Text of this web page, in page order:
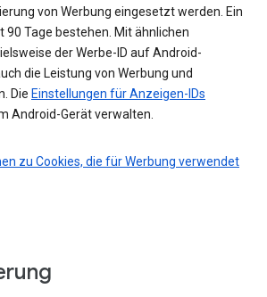
von Werbung eingesetzt werden. Ein
90 Tage bestehen. Mit ähnlichen
der Werbe-ID auf Android-
die Leistung von Werbung und
Die Einstellungen für Anzeigen-IDs
Android-Gerät verwalten.
zu Cookies, die für Werbung verwendet